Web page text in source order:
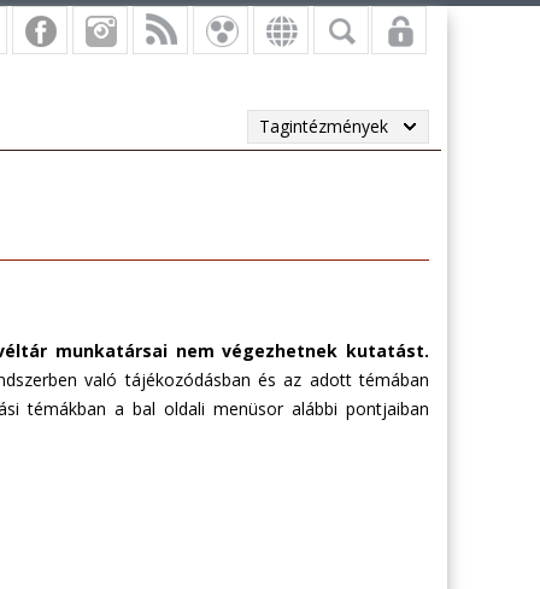
Tagintézmények
munkatársai nem végezhetnek kutatást.
való tájékozódásban és az adott témában
témákban a bal oldali menüsor alábbi pontjaiban